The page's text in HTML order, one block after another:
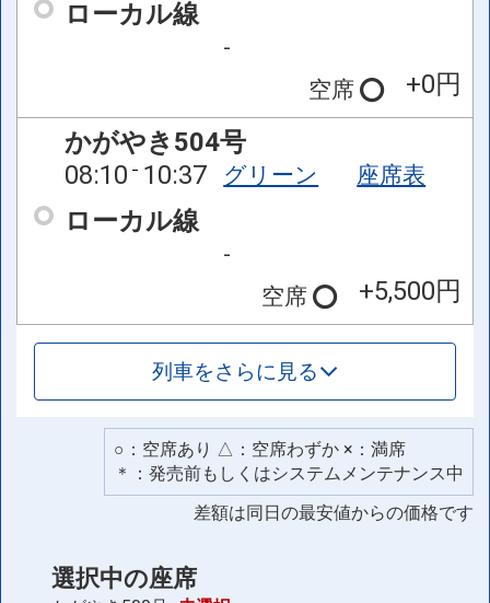
ローカル線
-
空席
+0円
かがやき504号
08:10 10:37 グリーン 座席表
ローカル線
-
空席
+5,500円
列車をさらに見る
○：空席あり △：空席わずか ×：満席
＊：発売前もしくはシステムメンテナンス中
差額は同日の最安値からの価格です
選択中の座席